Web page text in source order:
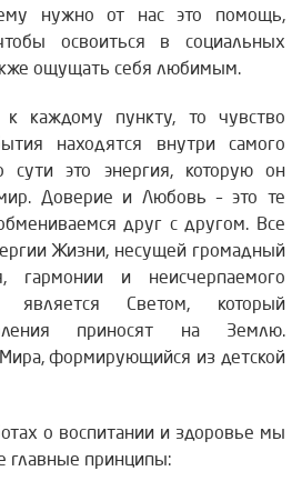
нужно от нас это помощь,
освоиться в социальных
ощущать себя любимым.
к каждому пункту, то чувство
находятся внутри самого
сути это энергия, которую он
Доверие и Любовь – это те
друг с другом. Все
Жизни, несущей громадный
гармонии и неисчерпаемого
является Светом, который
приносят на Землю.
формирующийся из детской
о воспитании и здоровье мы
главные принципы: